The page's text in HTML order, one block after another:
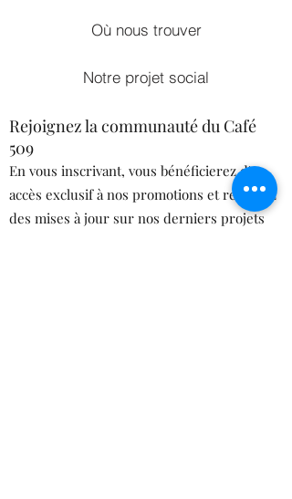
Où nous trouver
Notre projet social
Rejoignez la communauté du Café
509
En vous inscrivant, vous bénéficierez d'un
accès exclusif à nos promotions et recevrez
des mises à jour sur nos derniers projets